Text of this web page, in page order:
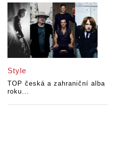
Style
TOP česká a zahraniční alba
roku...